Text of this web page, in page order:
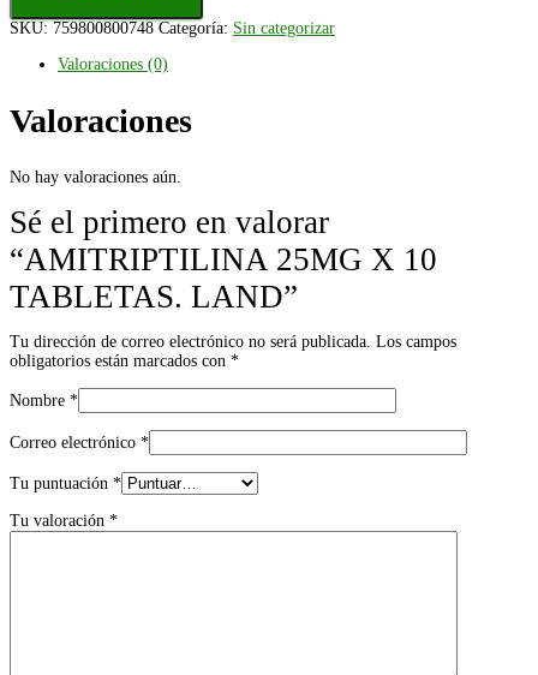
TABLETAS.
LAND
cantidad
SKU: 759800800748 Categoría: Sin categorizar
Valoraciones (0)
Valoraciones
No hay valoraciones aún.
Sé el primero en valorar
“AMITRIPTILINA 25MG X 10
TABLETAS. LAND”
Tu dirección de correo electrónico no será publicada. Los campos
obligatorios están marcados con *
Nombre *
Correo electrónico *
Tu puntuación *
Tu valoración *